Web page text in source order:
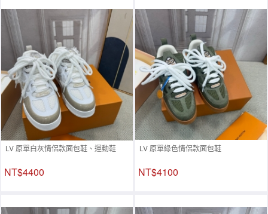
LV 原單白灰情侶款面包鞋、運動鞋
NT$4400
LV 原單綠色情侶款面包鞋
NT$4100